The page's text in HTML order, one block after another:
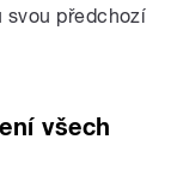
svou předchozí
všech